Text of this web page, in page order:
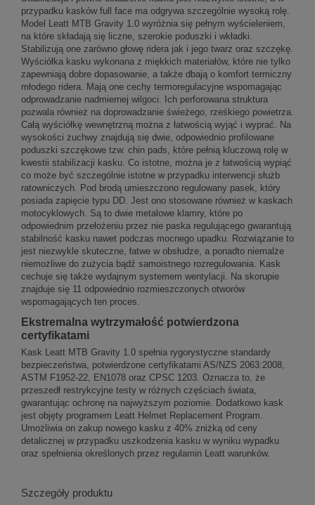
przypadku kasków full face ma odgrywa szczególnie wysoką rolę.
Model Leatt MTB Gravity 1.0 wyróżnia się pełnym wyścieleniem,
na które składają się liczne, szerokie poduszki i wkładki.
Stabilizują one zarówno głowę ridera jak i jego twarz oraz szczękę.
Wyściółka kasku wykonana z miękkich materiałów, które nie tylko
zapewniają dobre dopasowanie, a także dbają o komfort termiczny
młodego ridera. Mają one cechy termoregulacyjne wspomagając
odprowadzanie nadmiernej wilgoci. Ich perforowana struktura
pozwala również na doprowadzanie świeżego, rześkiego powietrza.
Całą wyściółkę wewnętrzną można z łatwością wyjąć i wyprać. Na
wysokości żuchwy znajdują się dwie, odpowiednio profilowane
poduszki szczękowe tzw. chin pads, które pełnią kluczową rolę w
kwestii stabilizacji kasku. Co istotne, można je z łatwością wypiąć
co może być szczególnie istotne w przypadku interwencji służb
ratowniczych. Pod brodą umieszczono regulowany pasek, który
posiada zapięcie typu DD. Jest ono stosowane również w kaskach
motocyklowych. Są to dwie metalowe klamry, które po
odpowiednim przełożeniu przez nie paska regulującego gwarantują
stabilność kasku nawet podczas mocnego upadku. Rozwiązanie to
jest niezwykle skuteczne, łatwe w obsłudze, a ponadto niemalże
niemożliwe do zużycia bądź samoistnego rozregulowania. Kask
cechuje się także wydajnym systemem wentylacji. Na skorupie
znajduje się 11 odpowiednio rozmieszczonych otworów
wspomagających ten proces.
Ekstremalna wytrzymałość potwierdzona
certyfikatami
Kask Leatt MTB Gravity 1.0 spełnia rygorystyczne standardy
bezpieczeństwa, potwierdzone certyfikatami AS/NZS 2063:2008,
ASTM F1952-22, EN1078 oraz CPSC 1203. Oznacza to, że
przeszedł restrykcyjne testy w różnych częściach świata,
gwarantując ochronę na najwyższym poziomie. Dodatkowo kask
jest objęty programem Leatt Helmet Replacement Program.
Umożliwia on zakup nowego kasku z 40% zniżką od ceny
detalicznej w przypadku uszkodzenia kasku w wyniku wypadku
oraz spełnienia określonych przez regulamin Leatt warunków.
Szczegóły produktu